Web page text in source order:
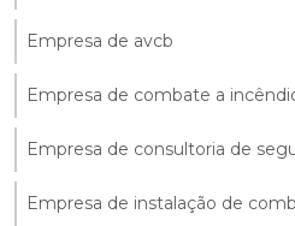
Empresa de avcb
Empresa de combate a
Empresa de consultoria de
Empresa de instalação de